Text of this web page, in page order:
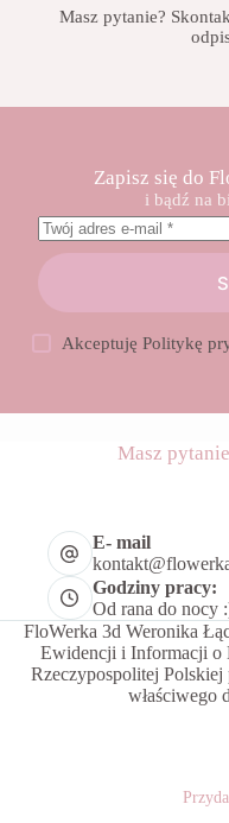
Masz pytanie?
Zapisz się do
i bądź na
AkceptujęPolitykę
Masz
E- mail
Godziny pracy:
Od rana do nocy
FloWerka 3d Weronika
Ewidencji i Informacji o
Rzeczypospolitej
właściwego